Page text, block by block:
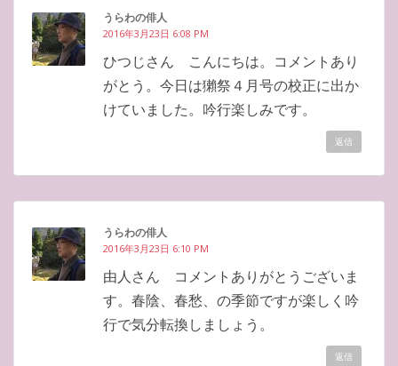
うらわの俳人
2016年3月23日 6:08 PM
ひつじさん こんにちは。コメントあり
がとう。今日は獺祭４月号の校正に出か
けていました。吟行楽しみです。
返信
うらわの俳人
2016年3月23日 6:10 PM
由人さん コメントありがとうございま
す。春陰、春愁、の季節ですが楽しく吟
行で気分転換しましょう。
返信